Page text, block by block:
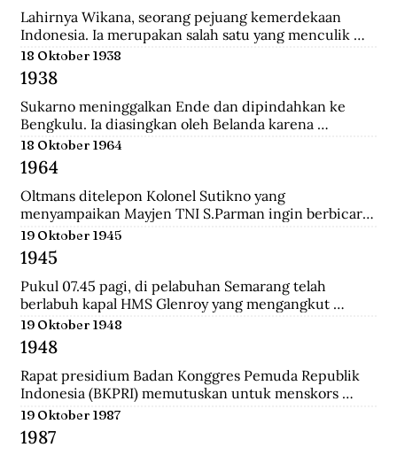
Lahirnya Wikana, seorang pejuang kemerdekaan
Indonesia. Ia merupakan salah satu yang menculik
Sukaro dan Hatta dalam Peristiwa Rengasdengklok.
18 Oktober 1938
1938
Sukarno meninggalkan Ende dan dipindahkan ke
Bengkulu. Ia diasingkan oleh Belanda karena
dianggap membahayakan pemerintahan Belanda.
18 Oktober 1964
1964
Oltmans ditelepon Kolonel Sutikno yang
menyampaikan Mayjen TNI S.Parman ingin berbicara
dengannya. Oltmans bertemu dengan Parman
sehingga ini pertemuan yang mendekatkan mereka.
Bahkan Parman pernah meminta tolong untuk
bertemu dengan Verrips yang diduga merampok uang
Bank Indonesia.
19 Oktober 1945
1945
Pukul 07.45 pagi, di pelabuhan Semarang telah
berlabuh kapal HMS Glenroy yang mengangkut
tentara Sekutu, yaitu pasukan Inggris dari brigade
ke-37 yang diantaranya terdiri dari prajurit Gurkha.
Tak beberapa lama, sekitar pukul 08.00.
Wongsonegoro membacakan isi persetujuan
penghentian tembak menembak antara pasukan TKR
(Tentara Keamanan Rakyat) dengan tentara Jepang.
19 Oktober 1948
1948
Rapat presidium Badan Konggres Pemuda Republik
Indonesia (BKPRI) memutuskan untuk menskors
Pemuda Sosialis Indonesia (Pesindo).
19 Oktober 1987
1987